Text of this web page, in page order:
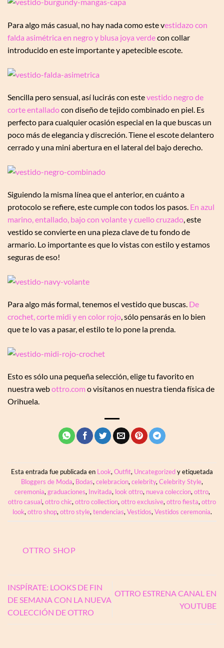
Para algo más casual, no hay nada como este vestidazo con
falda asimétrica en negro y blusa joya verdecon collar
introducido en este importante y apetecible escote.
Sencilla pero sensual, así lucirás con estevestido negro de
corte entalladocon diseño de tejido combinado en piel. Es
perfecto para cualquier ocasión especial en la que buscas un
poco más de elegancia y discreción. Tiene el escote delantero
cerrado y una mini abertura en el lateral del bajo derecho.
Siguiendo la misma línea que el anterior, en cuánto a
protocolo se refiere, este cumple con todos los pasos. En azul
marino, entallado, bajo con volante y cuello cruzado, este
vestido se convierte en una pieza clave de tu fondo de
armario. Lo importante es que lo vistas con estilo y estamos
seguras de eso!
Para algo más formal, tenemos el vestido que buscas. De
crochet, corte midi y en color rojo, sólo pensarás en lo bien
que te lo vas a pasar, el estilo te lo pone la prenda.
Esto es sólo una pequeña selección, elige tu favorito en
nuestra webottro.com o visítanos en nuestra tienda física de
Orihuela.
Esta entrada fue publicada en Look, Outfit, Uncategorizedy etiquetada
Bloggers de Moda, Bodas, celebracion, celebrity, Celebrity Style,
ceremonia, graduaciones, Invitada, look ottro, nueva coleccion, ottro,
ottro casual, ottro chic, ottro collection, ottro exclusive, ottro fiesta, ottro
look, ottro shop, ottro style, tendencias, Vestidos, Vestidos ceremonia.
OTTRO SHOP
INSPÍRATE: LOOKS DE FIN
DE SEMANA CON LA NUEVA
COLECCIÓN DE OTTRO
OTTRO ESTRENA CANAL EN
YOUTUBE